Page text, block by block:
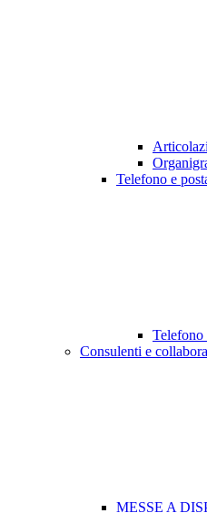
Telefono e
Telefono
Consulenti e
MESSE A